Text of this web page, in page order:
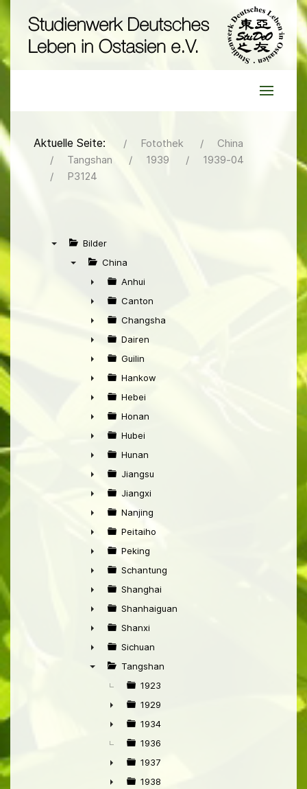
Aktuelle Seite: Fotothek
China
Tangshan
1939
1939-04
P3124
Bilder
China
►
Anhui
►
Canton
►
Changsha
►
Dairen
►
Guilin
►
Hankow
►
Hebei
►
Honan
►
Hubei
►
Hunan
►
Jiangsu
►
Jiangxi
►
Nanjing
►
Peitaiho
►
Peking
►
Schantung
►
Shanghai
►
Shanhaiguan
►
Shanxi
►
Sichuan
Tangshan
1923
►
1929
►
1934
1936
►
1937
1938